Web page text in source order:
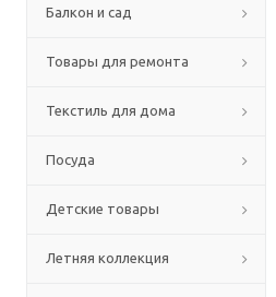
Балкон и сад
Товары для ремонта
Текстиль для дома
Посуда
Детские товары
Летняя коллекция